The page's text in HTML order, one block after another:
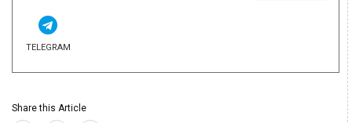
TELEGRAM
Share this Article